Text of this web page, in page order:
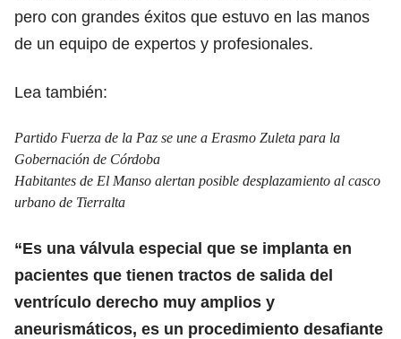
pero con grandes éxitos que estuvo en las manos
de un equipo de expertos y profesionales.
Lea también:
Partido Fuerza de la Paz se une a Erasmo Zuleta para la
Gobernación de Córdoba
Habitantes de El Manso alertan posible desplazamiento al casco
urbano de Tierralta
“Es una válvula especial que se implanta en
pacientes que tienen tractos de salida del
ventrículo derecho muy amplios y
aneurismáticos, es un procedimiento desafiante